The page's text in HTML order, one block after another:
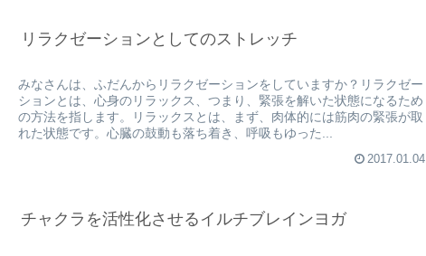
リラクゼーションとしてのストレッチ
みなさんは、ふだんからリラクゼーションをしていますか？リラクゼー
ションとは、心身のリラックス、つまり、緊張を解いた状態になるため
の方法を指します。リラックスとは、まず、肉体的には筋肉の緊張が取
れた状態です。心臓の鼓動も落ち着き、呼吸もゆった...
2017.01.04
チャクラを活性化させるイルチブレインヨガ